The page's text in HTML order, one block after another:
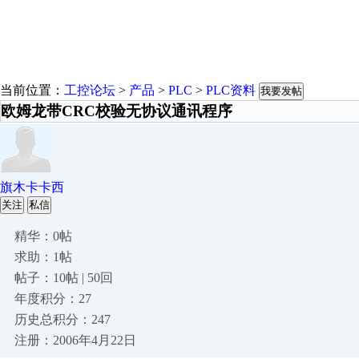
当前位置： 工控论坛 > 产品 > PLC > PLC资料 我要发帖
欧姆龙带CRC校验无协议通讯程序
旗木卡卡西
关注 私信
精华：0帖
求助：1帖
帖子：10帖 | 50回
年度积分：27
历史总积分：247
注册：2006年4月22日